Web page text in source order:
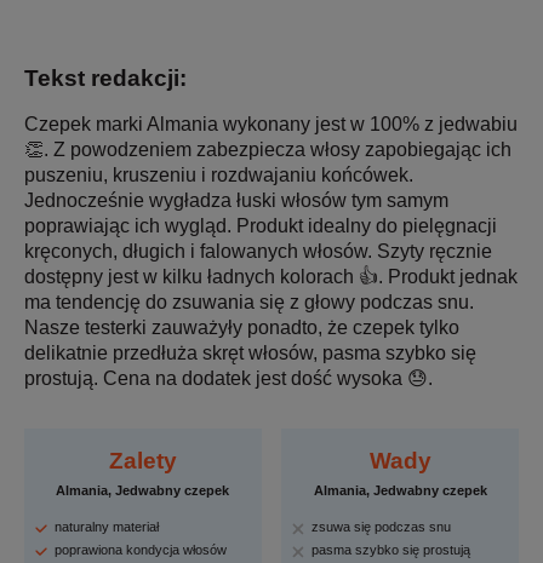
Tekst redakcji:
Czepek marki Almania wykonany jest w 100% z jedwabiu
👏. Z powodzeniem zabezpiecza włosy zapobiegając ich
puszeniu, kruszeniu i rozdwajaniu końcówek.
Jednocześnie wygładza łuski włosów tym samym
poprawiając ich wygląd. Produkt idealny do pielęgnacji
kręconych, długich i falowanych włosów. Szyty ręcznie
dostępny jest w kilku ładnych kolorach 👍. Produkt jednak
ma tendencję do zsuwania się z głowy podczas snu.
Nasze testerki zauważyły ponadto, że czepek tylko
delikatnie przedłuża skręt włosów, pasma szybko się
prostują. Cena na dodatek jest dość wysoka 😓.
Zalety
Almania, Jedwabny czepek
naturalny materiał
poprawiona kondycja włosów
Wady
Almania, Jedwabny czepek
zsuwa się podczas snu
pasma szybko się prostują